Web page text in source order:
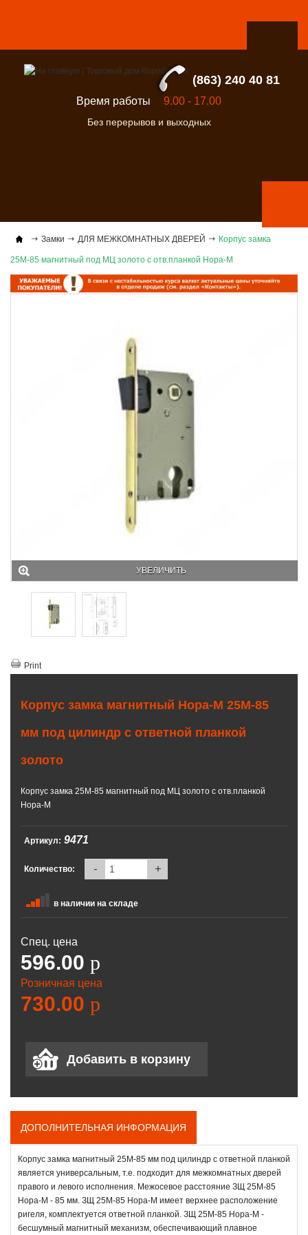
(863) 240 40 81
Время работы 9.00 - 17.00
Без перерывов и выходных
Замки ДЛЯ МЕЖКОМНАТНЫХ ДВЕРЕЙ Корпус замка
25М-85 магнитный под МЦ золото с отв.планкой Нора-М
УВЕЛИЧИТЬ
Print
Корпус замка магнитный Нора-М 25М-85
мм под цилиндр с ответной планкой
золото
Корпус замка 25М-85 магнитный под МЦ золото с отв.планкой
Нора-М
Артикул: 9471
Количество: - +
в наличии на складе
Спец. цена
596.00 p
Розничная цена
730.00 p
ДОПОЛНИТЕЛЬНАЯ ИНФОРМАЦИЯ
Корпус замка магнитный 25М-85 мм под цилиндр с ответной планкой
является универсальным, т.е. подходит для межкомнатных дверей
правого и левого исполнения. Межосевое расстояние ЗЩ 25М-85
Нора-М - 85 мм. ЗЩ 25М-85 Нора-М имеет верхнее расположение
ригеля, комплектуется ответной планкой. ЗЩ 25М-85 Нора-М -
бесшумный магнитный механизм, обеспечивающий плавное